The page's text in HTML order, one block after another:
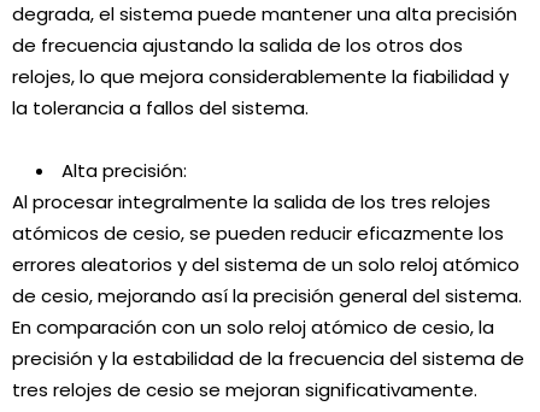
degrada, el sistema puede mantener una alta precisión
de frecuencia ajustando la salida de los otros dos
relojes, lo que mejora considerablemente la fiabilidad y
la tolerancia a fallos del sistema.
Alta precisión:
Al procesar integralmente la salida de los tres relojes
atómicos de cesio, se pueden reducir eficazmente los
errores aleatorios y del sistema de un solo reloj atómico
de cesio, mejorando así la precisión general del sistema.
En comparación con un solo reloj atómico de cesio, la
precisión y la estabilidad de la frecuencia del sistema de
tres relojes de cesio se mejoran significativamente.